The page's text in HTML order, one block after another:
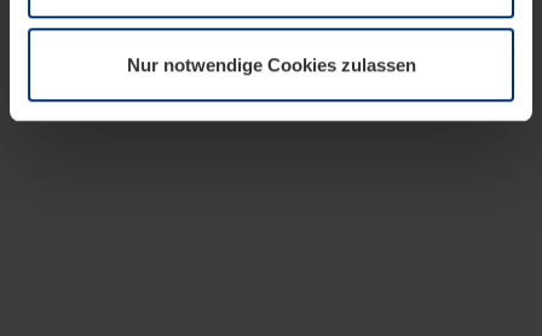
wir Ihre Erlaubnis. Ihre Einwilligung können Sie jederzeit
Datenschutzerklärungunserer Website ändern oder
widerrufen.
Nur notwendige Cookies zulassen